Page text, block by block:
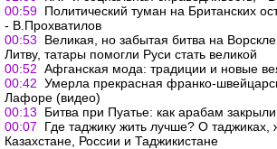
00:59 Политический туман на Британских
- В.Прохватилов
00:53
Великая, но забытая битва на
Литву, татары помогли Руси стать великой
00:52 Афганская мода: традиции и новые
00:42 Умерла прекрасная франко-
Лафоре (видео)
00:13
Битва при Пуатье: как арабам
00:07
Где таджику жить лучше? О таджиках,
Казахстане, России и Таджикистане